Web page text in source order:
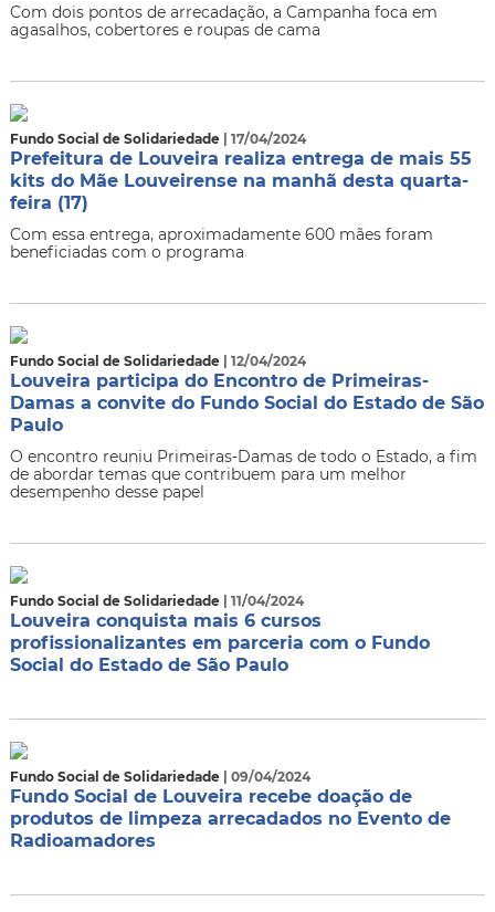
Com dois pontos de arrecadação, a Campanha foca em
agasalhos, cobertores e roupas de cama
Fundo Social de Solidariedade | 17/04/2024
Prefeitura de Louveira realiza entrega de mais 55
kits do Mãe Louveirense na manhã desta quarta-
feira (17)
Com essa entrega, aproximadamente 600 mães foram
beneficiadas com o programa
Fundo Social de Solidariedade | 12/04/2024
Louveira participa do Encontro de Primeiras-
Damas a convite do Fundo Social do Estado de São
Paulo
O encontro reuniu Primeiras-Damas de todo o Estado, a fim
de abordar temas que contribuem para um melhor
desempenho desse papel
Fundo Social de Solidariedade | 11/04/2024
Louveira conquista mais 6 cursos
profissionalizantes em parceria com o Fundo
Social do Estado de São Paulo
Fundo Social de Solidariedade | 09/04/2024
Fundo Social de Louveira recebe doação de
produtos de limpeza arrecadados no Evento de
Radioamadores